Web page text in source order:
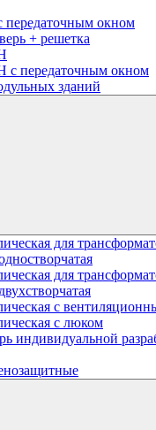
окном
+ решетка
с передаточным окном
зданий
для
для
с
с люком
индивидуальной